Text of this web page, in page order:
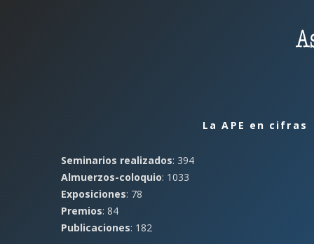
La APE en cifras
Seminarios realizados: 394
Almuerzos-coloquio: 1033
Exposiciones: 78
Premios: 84
Publicaciones: 182